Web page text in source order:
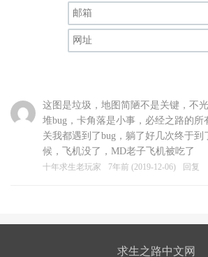
这图是垃圾，地图简陋不是关键，不
堆bug，卡角落是小事，必经之路的所
关我都遇到了bug，躺了好几次终于到
候，飞机没了，MD老子飞机被吃了
十年求生老玩家 7年前 (2019-12-06) 回复
求生之路中文网